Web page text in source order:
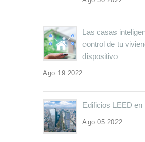
Las casas
control de tu
dispositivo
Ago 19 2022
Edificios LEED en
Ago 05 2022